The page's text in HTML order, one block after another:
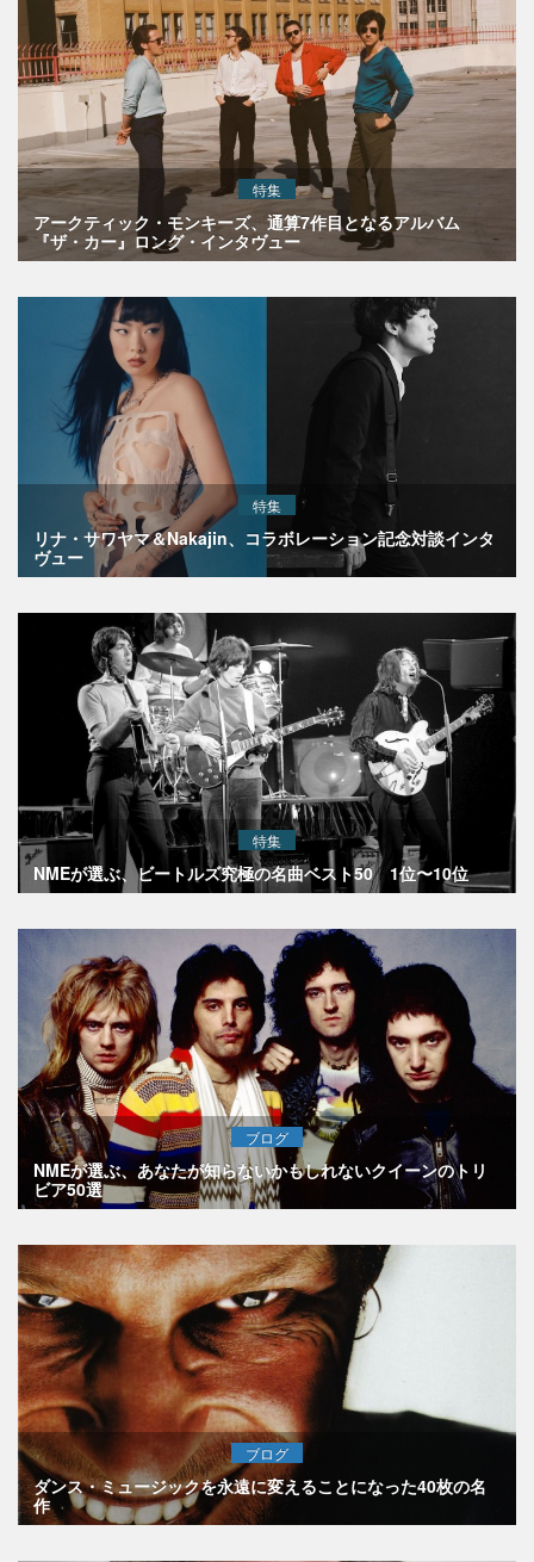
特集
アークティック・モンキーズ、通算7作目となるアルバム
『ザ・カー』ロング・インタヴュー
特集
リナ・サワヤマ＆Nakajin、コラボレーション記念対談インタ
ヴュー
特集
NMEが選ぶ、ビートルズ究極の名曲ベスト50 1位〜10位
ブログ
NMEが選ぶ、あなたが知らないかもしれないクイーンのトリ
ビア50選
ブログ
ダンス・ミュージックを永遠に変えることになった40枚の名
作